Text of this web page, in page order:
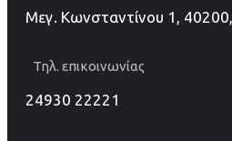
Μεγ. Κωνσταντίνου 1,
Τηλ. επικοινωνίας
24930 22221